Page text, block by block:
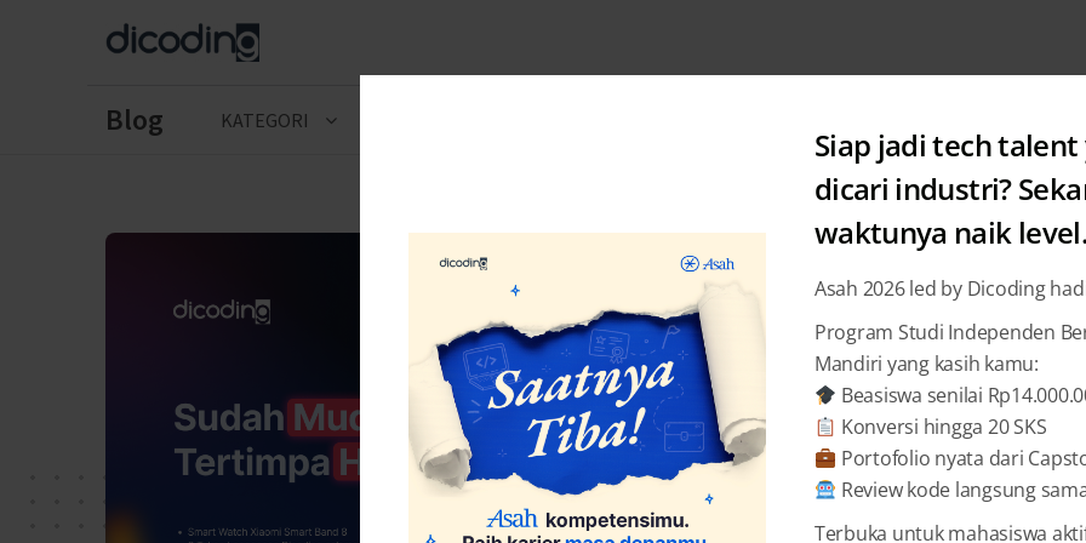
Blog KATEGORI
Referral
Siap jadi tech talent
dicari industri?
waktunya naik level.
Asah 2026 led by Dicoding
Program Studi Independen
Mandiri yang kasih kamu:
Beasiswa senilai
Konversi hingga 20 SKS
Portofolio nyata dari
Review kode langsung
Terbuka untuk mahasiswa